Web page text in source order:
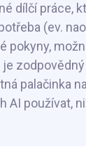
dílčí
(ev.
palačinka
používat,